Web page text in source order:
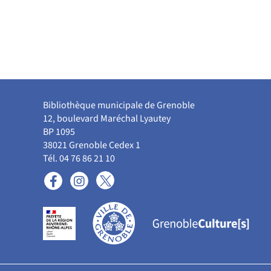
Bibliothèque municipale de Grenoble
12, boulevard Maréchal Lyautey
BP 1095
38021 Grenoble Cedex 1
Tél. 04 76 86 21 10